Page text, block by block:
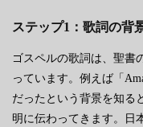
ステップ1：歌詞の背
ゴスペルの歌詞は、聖書
っています。例えば「
だったという背景を知る
明に伝わってきます。日